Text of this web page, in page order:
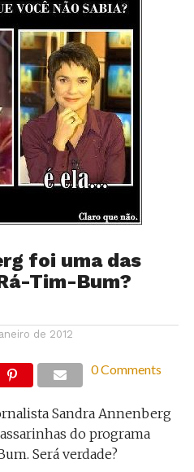
foi uma das
Tim-Bum?
de 2012
0 Comments
Sandra Annenberg
do programa
Será verdade?